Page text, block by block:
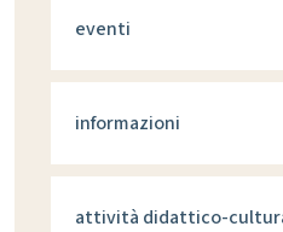
eventi
informazioni
attività didattico-